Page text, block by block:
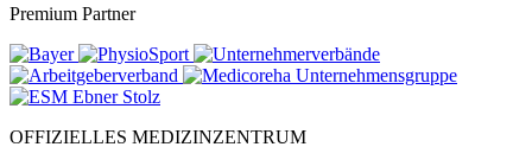
Premium Partner
OFFIZIELLES MEDIZINZENTRUM